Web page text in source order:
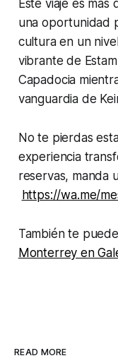
Este viaje es más
una oportunidad
cultura en un
vibrante de
Capadocia
vanguardia de
No te pierdas
experiencia
reservas, manda
https://wa.me/
También te
Monterrey en
READ MORE